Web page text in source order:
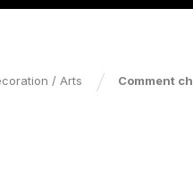
/ Arts Comment